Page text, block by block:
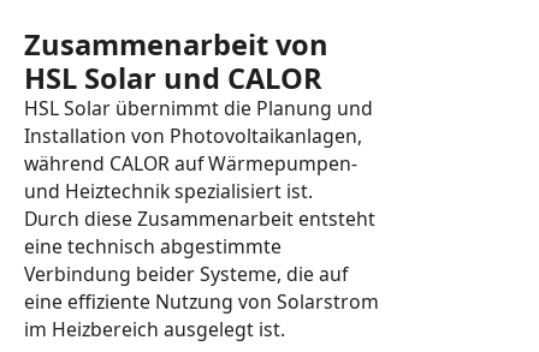
Zusammenarbeit von
HSL Solar und CALOR
HSL Solar übernimmt die Planung und
Installation von Photovoltaikanlagen,
während CALOR auf Wärmepumpen-
und Heiztechnik spezialisiert ist.
Durch diese Zusammenarbeit entsteht
eine technisch abgestimmte
Verbindung beider Systeme, die auf
eine effiziente Nutzung von Solarstrom
im Heizbereich ausgelegt ist.